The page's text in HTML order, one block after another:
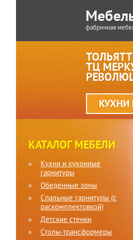
фабричная
ТЦ
КУХНИ
КАТАЛОГ МЕБЕЛИ
Кухни и кухонные
гарнитуры
Обеденные зоны
Спальные гарнитуры (c
раскомплектовкой)
Детские стенки
Столы-трансформеры